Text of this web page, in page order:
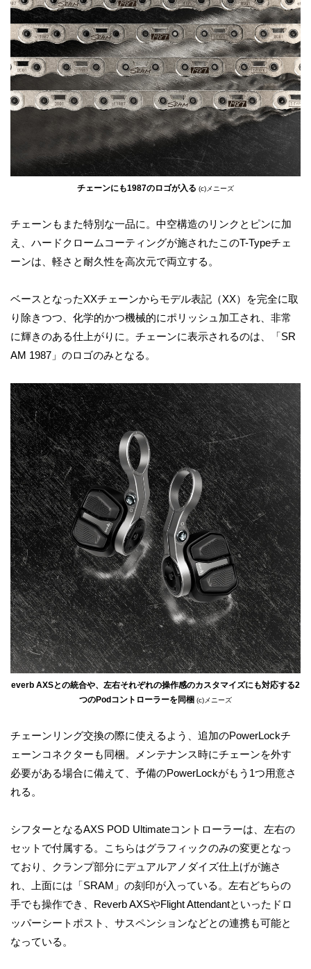
チェーンにも1987のロゴが入る (c)メニーズ
チェーンもまた特別な一品に。中空構造のリンクとピンに加
え、ハードクロームコーティングが施されたこのT-Typeチェ
ーンは、軽さと耐久性を高次元で両立する。
ベースとなったXXチェーンからモデル表記（XX）を完全に取
り除きつつ、化学的かつ機械的にポリッシュ加工され、非常
に輝きのある仕上がりに。チェーンに表示されるのは、「SR
AM 1987」のロゴのみとなる。
everb AXSとの統合や、左右それぞれの操作感のカスタマイズにも対応する2
つのPodコントローラーを同梱 (c)メニーズ
チェーンリング交換の際に使えるよう、追加のPowerLockチ
ェーンコネクターも同梱。メンテナンス時にチェーンを外す
必要がある場合に備えて、予備のPowerLockがもう1つ用意さ
れる。
シフターとなるAXS POD Ultimateコントローラーは、左右の
セットで付属する。こちらはグラフィックのみの変更となっ
ており、クランプ部分にデュアルアノダイズ仕上げが施さ
れ、上面には「SRAM」の刻印が入っている。左右どちらの
手でも操作でき、Reverb AXSやFlight Attendantといったドロ
ッパーシートポスト、サスペンションなどとの連携も可能と
なっている。